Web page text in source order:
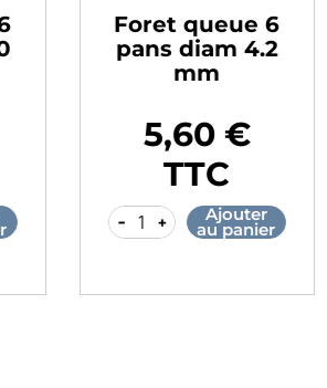
Foret queue 6
pans diam 4.2
mm
5,60 €
TTC
- + Ajouter
au panier